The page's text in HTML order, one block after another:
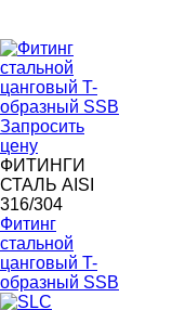
Запросить
цену
ФИТИНГИ
СТАЛЬ AISI
316/304
Фитинг
стальной
цанговый T-
образный SSB